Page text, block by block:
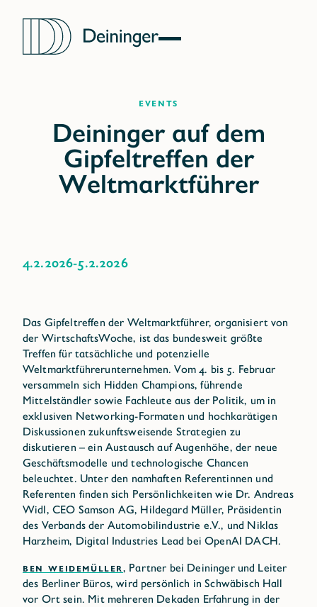
Events
4.2.2026-5.2.2026
Das Gipfeltreffen der Weltmarktführer, organisiert von
der WirtschaftsWoche, ist das bundesweit größte
Treffen für tatsächliche und potenzielle
Weltmarktführerunternehmen. Vom 4. bis 5. Februar
versammeln sich Hidden Champions, führende
Mittelständler sowie Fachleute aus der Politik, um in
exklusiven Networking-Formaten und hochkarätigen
Diskussionen zukunftsweisende Strategien zu
diskutieren – ein Austausch auf Augenhöhe, der neue
Geschäftsmodelle und technologische Chancen
beleuchtet. Unter den namhaften Referentinnen und
Referenten finden sich Persönlichkeiten wie Dr. Andreas
Widl, CEO Samson AG, Hildegard Müller, Präsidentin
des Verbands der Automobilindustrie e.V., und Niklas
Harzheim, Digital Industries Lead bei OpenAI DACH.
BEN WEIDEMÜLLER, Partner bei Deininger und Leiter
des Berliner Büros, wird persönlich in Schwäbisch Hall
vor Ort sein. Mit mehreren Dekaden Erfahrung in der